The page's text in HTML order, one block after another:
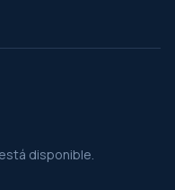
disponible.